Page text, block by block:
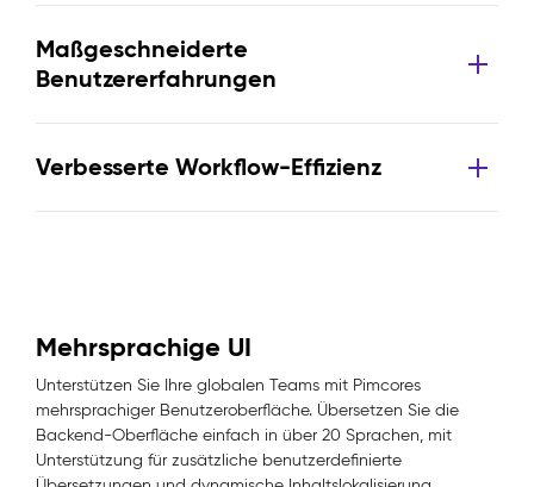
Maßgeschneiderte
Benutzererfahrungen
Verbesserte Workflow-Effizienz
Mehrsprachige UI
Unterstützen Sie Ihre globalen Teams mit Pimcores
mehrsprachiger Benutzeroberfläche. Übersetzen Sie die
Backend-Oberfläche einfach in über 20 Sprachen, mit
Unterstützung für zusätzliche benutzerdefinierte